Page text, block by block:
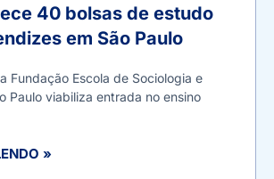
40 bolsas de estudo
em São Paulo
Fundação Escola de Sociologia e
Paulo viabiliza entrada no ensino
»